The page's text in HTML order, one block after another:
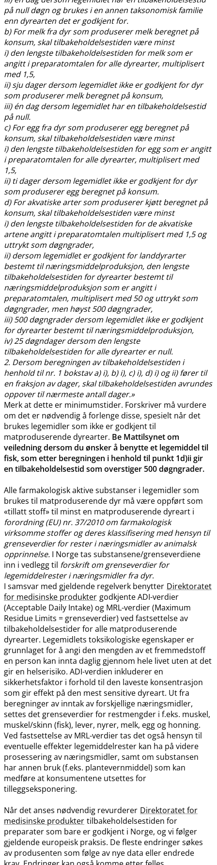
på null døgn og brukes i en annen taksonomisk familie
enn dyrearten det er godkjent for.
b) For melk fra dyr som produserer melk beregnet på
konsum, skal tilbakeholdelsestiden være minst
i) den lengste tilbakeholdelsestiden for melk som er
angitt i preparatomtalen for alle dyrearter, multiplisert
med 1,5,
ii) sju dager dersom legemidlet ikke er godkjent for dyr
som produserer melk beregnet på konsum,
iii) én dag dersom legemidlet har en tilbakeholdelsestid
på null.
c) For egg fra dyr som produserer egg beregnet på
konsum, skal tilbakeholdelsestiden være minst
i) den lengste tilbakeholdelsestiden for egg som er angitt
i preparatomtalen for alle dyrearter, multiplisert med
1,5,
ii) ti dager dersom legemidlet ikke er godkjent for dyr
som produserer egg beregnet på konsum.
d) For akvatiske arter som produserer kjøtt beregnet på
konsum, skal tilbakeholdelsestiden være minst
i) den lengste tilbakeholdelsestiden for de akvatiske
artene angitt i preparatomtalen multiplisert med 1,5 og
uttrykt som døgngrader,
ii) dersom legemidlet er godkjent for landdyrarter
bestemt til næringsmiddelproduksjon, den lengste
tilbakeholdelsestiden for dyrearter bestemt til
næringsmiddelproduksjon som er angitt i
preparatomtalen, multiplisert med 50 og uttrykt som
døgngrader, men høyst 500 døgngrader,
iii) 500 døgngrader dersom legemidlet ikke er godkjent
for dyrearter bestemt til næringsmiddelproduksjon,
iv) 25 døgndager dersom den lengste
tilbakeholdelsestiden for alle dyrearter er null.
2. Dersom beregningen av tilbakeholdelsestiden i
henhold til nr. 1 bokstav a) i), b) i), c) i), d) i) og ii) fører til
en fraksjon av dager, skal tilbakeholdelsestiden avrundes
oppover til nærmeste antall dager.»
Merk at dette er minimumstider. Forskriver må vurdere
om det er nødvendig å forlenge disse, spesielt når det
brukes legemidler som ikke er godkjent til
matproduserende dyrearter. Be Mattilsynet om
veiledning dersom du ønsker å benytte et legemiddel til
fisk, som etter beregningen i henhold til punkt 1d)ii gir
en tilbakeholdelsestid som overstiger 500 døgngrader.
Alle farmakologisk aktive substanser i legemidler som
brukes til matproduserende dyr må være oppført som
«tillatt stoff» til minst en matproduserende dyreart i
forordning (EU) nr. 37/2010 om farmakologisk
virksomme stoffer og deres klassifisering med hensyn til
grenseverdier for rester i næringsmidler av animalsk
opprinnelse. I Norge tas substansene​/​grenseverdiene
inn i vedlegg til forskrift om grenseverdier for
legemiddelrester i næringsmidler fra dyr.
I samsvar med gjeldende regelverk benytter Direktoratet
for medisinske produkter godkjente ADI-verdier
(Acceptable Daily Intake) og MRL-verdier (Maximum
Residue Limits = grenseverdier) ved fastsettelse av
tilbakeholdelsestider for alle matproduserende
dyrearter. Legemidlets toksikologiske egenskaper er
grunnlaget for å angi den mengden av et fremmedstoff
en person kan innta daglig gjennom hele livet uten at det
gir en helserisiko. ADI-verdien inkluderer en
sikkerhetsfaktor i forhold til den laveste konsentrasjon
som gir effekt på den mest sensitive dyreart. Ut fra
beregninger av inntak av forskjellige næringsmidler,
settes det grenseverdier for restmengder i f.eks. muskel,
muskel​/​skinn (fisk), lever, nyrer, melk, egg og honning.
Ved fastsettelse av MRL-verdier tas det også hensyn til
eventuelle effekter legemiddelrester kan ha på videre
prosessering av næringsmidler, samt om substansen
har annen bruk (f.eks. plantevernmiddel) som kan
medføre at konsumentene utsettes for
tilleggseksponering.
Når det anses nødvendig revurderer Direktoratet for
medisinske produkter tilbakeholdelsestiden for
preparater som bare er godkjent i Norge, og vi følger
gjeldende europeisk praksis. De fleste endringer søkes
av produsenten som følge av nye data eller endrede